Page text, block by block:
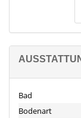
weiterführende
Kastellaun.
es in
Bad
Bodenart